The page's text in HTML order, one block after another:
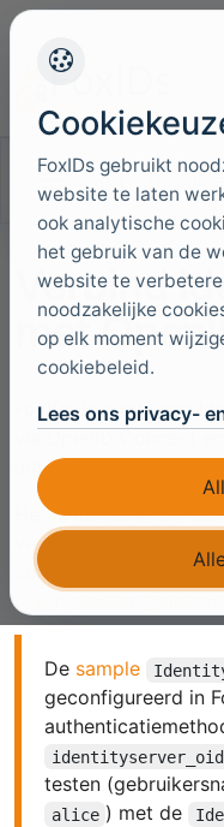
Documentatie
Verbind
met
FoxIDs kan met een
authenticeren in een
Het is mogelijk om
verbinden en claims
complexere case te
token worden gelezen
De sample
geconfigureerd in
testen
alice ) met de
FoxIDs gebruikt
website te laten
ook analytische
het gebruik van de
website te
noodzakelijke
op elk moment
cookiebeleid.
Lees ons privacy-